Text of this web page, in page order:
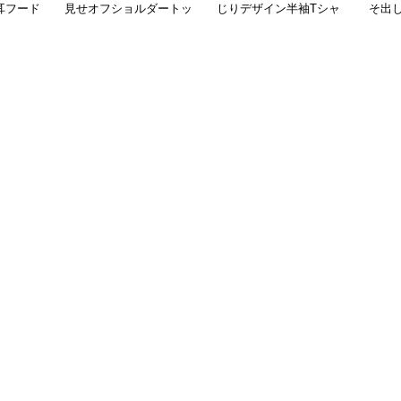
フード
見せオフショルダートッ
じりデザイン半袖Tシャ
そ出